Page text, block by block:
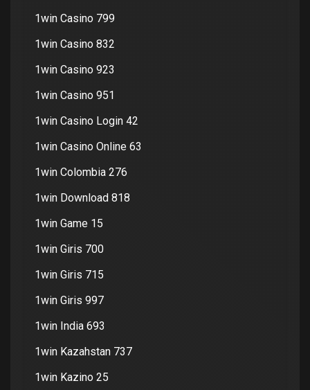
1win Casino 799
1win Casino 832
1win Casino 923
1win Casino 951
1win Casino Login 42
1win Casino Online 63
1win Colombia 276
1win Download 818
1win Game 15
1win Giris 700
1win Giris 715
1win Giris 997
1win India 693
1win Kazahstan 737
1win Kazino 25